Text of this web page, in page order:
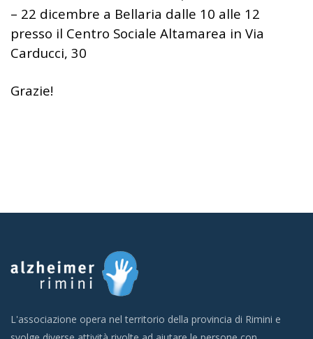
– 22 dicembre a Bellaria dalle 10 alle 12
presso il Centro Sociale Altamarea in Via
Carducci, 30
Grazie!
L'associazione opera nel territorio della provincia di Rimini e